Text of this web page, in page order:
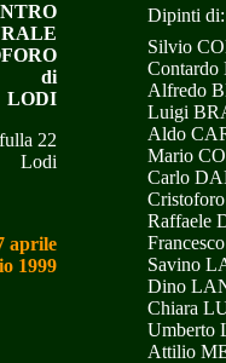
di
LODI
22
Lodi
aprile
1999
Dipinti di:
Silvio
Alfredo
Luigi
Aldo
Mario
Carlo
Raffaele
Savino
Dino
Chiara
Umberto
Attilio